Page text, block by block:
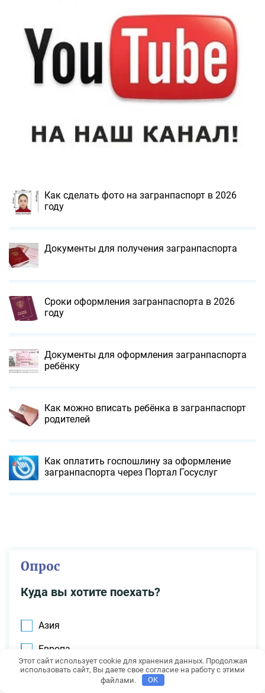
Как сделать фото на загранпаспорт в 2026
году
Документы для получения загранпаспорта
Сроки оформления загранпаспорта в 2026
году
Документы для оформления загранпаспорта
ребёнку
Как можно вписать ребёнка в загранпаспорт
родителей
Как оплатить госпошлину за оформление
загранпаспорта через Портал Госуслуг
Опрос
Куда вы хотите поехать?
Азия
Европа
Австралия
Этот сайт использует cookie для хранения данных. Продолжая
использовать сайт, Вы даете свое согласие на работу с этими
файлами.
OK